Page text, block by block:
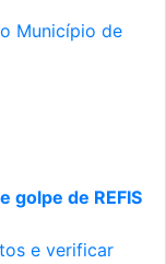
Município de
golpe de REFIS
e verificar